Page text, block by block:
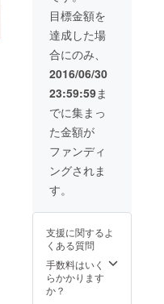
Ｄの販
売やプ
ロモー
ション
にご活
用くだ
さい。
更にパ
フォー
マンス
の写真
はス
タッフ
が撮影
ディス
クにま
とめて
後日郵
送させ
ていた
席）】
１階席
Ａ～Ｉ
列（９
列）の
ご優待
者観覧
エリア
に3席確
保いた
しま
す。
すよう
お願い
いたし
ます。
※450イ
ンチ
（縦６
ｍ×横１
０ｍ）
のスク
リーン
に、
オープ
台転換
憩時
間、エ
ンディ
ングに
CM動画
目標金額を
達成した場
合にのみ、
2016/06/30
23:59:59ま
でに集まっ
た金額が
ファンディ
ングされま
す。
支援に関するよ
くある質問
手数料はいく
らかかります
か？